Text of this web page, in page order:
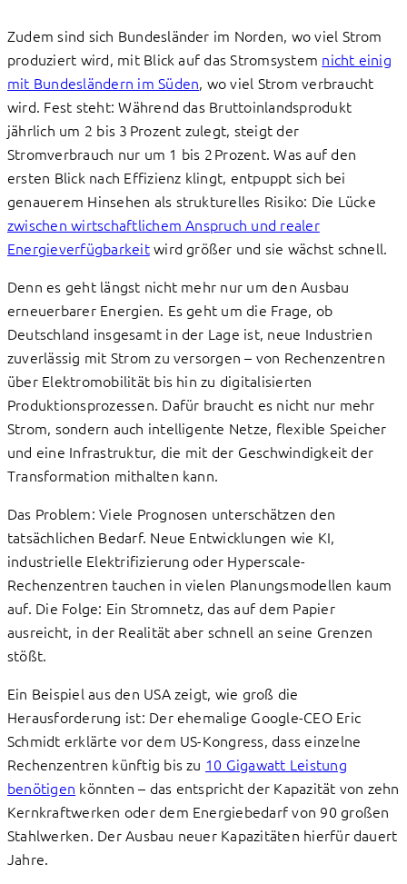
Zudem sind sich Bundesländer im Norden, wo viel Strom
produziert wird, mit Blick auf das Stromsystem nicht einig
mit Bundesländern im Süden, wo viel Strom verbraucht
wird. Fest steht: Während das Bruttoinlandsprodukt
jährlich um 2 bis 3 Prozent zulegt, steigt der
Stromverbrauch nur um 1 bis 2 Prozent. Was auf den
ersten Blick nach Effizienz klingt, entpuppt sich bei
genauerem Hinsehen als strukturelles Risiko: Die Lücke
zwischen wirtschaftlichem Anspruch und realer
Energieverfügbarkeitwird größer und sie wächst schnell.
Denn es geht längst nicht mehr nur um den Ausbau
erneuerbarer Energien. Es geht um die Frage, ob
Deutschland insgesamt in der Lage ist, neue Industrien
zuverlässig mit Strom zu versorgen – von Rechenzentren
über Elektromobilität bis hin zu digitalisierten
Produktionsprozessen. Dafür braucht es nicht nur mehr
Strom, sondern auch intelligente Netze, flexible Speicher
und eine Infrastruktur, die mit der Geschwindigkeit der
Transformation mithalten kann.
Das Problem: Viele Prognosen unterschätzen den
tatsächlichen Bedarf. Neue Entwicklungen wie KI,
industrielle Elektrifizierung oder Hyperscale-
Rechenzentren tauchen in vielen Planungsmodellen kaum
auf. Die Folge: Ein Stromnetz, das auf dem Papier
ausreicht, in der Realität aber schnell an seine Grenzen
stößt.
Ein Beispiel aus den USA zeigt, wie groß die
Herausforderung ist: Der ehemalige Google-CEO Eric
Schmidt erklärte vor dem US-Kongress, dass einzelne
Rechenzentren künftig bis zu 10 Gigawatt Leistung
benötigen könnten – das entspricht der Kapazität von zehn
Kernkraftwerken oder dem Energiebedarf von 90 großen
Stahlwerken. Der Ausbau neuer Kapazitäten hierfür dauert
Jahre.